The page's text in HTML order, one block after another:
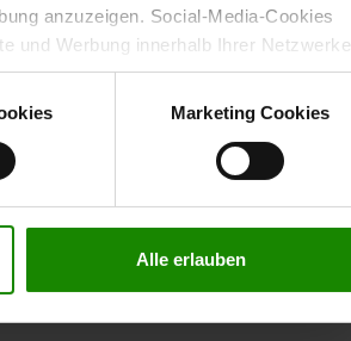
anzuzeigen. Social-Media-Cookies
und Werbung innerhalb Ihrer Netzwerke
Cookies zulassen möchten.
auf „ Einverstanden
“, wenn Sie mit
lesen Sie bitte unsere
Marketing Cookies
Alle erlauben
beim
ab.